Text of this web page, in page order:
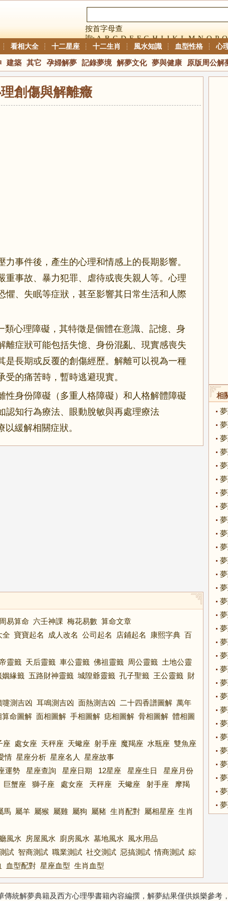
按首字母查
詢:A B C D E F G H I J K L M N O P Q
看相大全 十二星座 十二生肖 風水知識 血型性格 心
建築 其它 孕婦解夢 記錄夢境 解夢文化 夢與健康 原版周公解
創傷與解離癥
事件後，產生的心理和情感上的長期影響。
重事故、暴力犯罪、虐待或喪失親人等。心理
懼、失眠等症狀，甚至影響其日常生活和人際
心理障礙，其特徵是個體在意識、記憶、身
離症狀可能包括失憶、身份混亂、現實感喪失
是長期或反覆的創傷經歷。解離可以視為一種
的痛苦時，暫時逃避現實。
性身份障礙（多重人格障礙）和人格解體障礙
認知行為療法、眼動脫敏與再處理療法
以緩解相關症狀。
周易算命 六壬神課 梅花易數 算命文章
全 寶寶起名 成人改名 公司起名 店鋪起名 康熙字典 百
靈籤 天后靈籤 車公靈籤 佛祖靈籤 周公靈籤 土地公靈
姻緣籤 五路財神靈籤 城隍爺靈籤 孔子聖籤 王公靈籤 財
嚏測吉凶 耳鳴測吉凶 面熱測吉凶 二十四香譜圖解 萬年
算命圖解 面相圖解 手相圖解 痣相圖解 骨相圖解 體相圖
座 處女座 天秤座 天蠍座 射手座 魔羯座 水瓶座 雙魚座
情 星座分析 星座名人
星座故事
運勢 星座查詢 星座日期 12星座 星座生日
星座月份
巨蟹座 獅子座 處女座 天秤座 天蠍座 射手座
摩羯
馬 屬羊 屬猴 屬雞 屬狗 屬豬 生肖配對 屬相星座 生肖
風水 房屋風水 廚房風水 墓地風水
風水用品
試 智商測試 職業測試 社交測試 惡搞測試 情商測試 綜
血型配對 星座血型 生肖血型
相
統解夢典籍及西方心理學書籍內容編撰，解夢結果僅供娛樂參考